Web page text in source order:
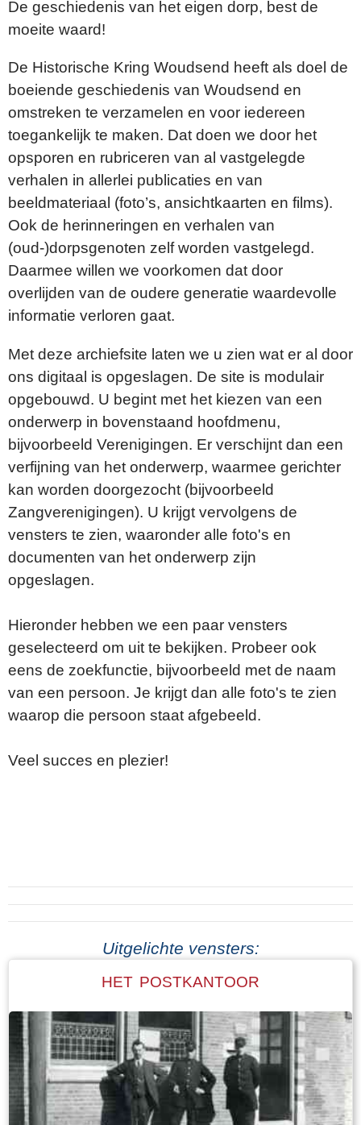
De geschiedenis van het eigen dorp, best de
moeite waard!
De Historische Kring Woudsend heeft als doel de
boeiende geschiedenis van Woudsend en
omstreken te verzamelen en voor iedereen
toegankelijk te maken. Dat doen we door het
opsporen en rubriceren van al vastgelegde
verhalen in allerlei publicaties en van
beeldmateriaal (foto’s, ansichtkaarten en films).
Ook de herinneringen en verhalen van
(oud-)dorpsgenoten zelf worden vastgelegd.
Daarmee willen we voorkomen dat door
overlijden van de oudere generatie waardevolle
informatie verloren gaat.
Met deze archiefsite laten we u zien wat er al door
ons digitaal is opgeslagen. De site is modulair
opgebouwd. U begint met het kiezen van een
onderwerp in bovenstaand hoofdmenu,
bijvoorbeeld Verenigingen. Er verschijnt dan een
verfijning van het onderwerp, waarmee gerichter
kan worden doorgezocht (bijvoorbeeld
Zangverenigingen). U krijgt vervolgens de
vensters te zien, waaronder alle foto's en
documenten van het onderwerp zijn
opgeslagen.
Hieronder hebben we een paar vensters
geselecteerd om uit te bekijken. Probeer ook
eens de zoekfunctie, bijvoorbeeld met de naam
van een persoon. Je krijgt dan alle foto's te zien
waarop die persoon staat afgebeeld.
Veel succes en plezier!
Uitgelichte vensters:
HET POSTKANTOOR